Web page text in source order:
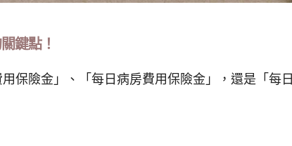
鍵點！
保險金」、「每日病房費用保險金」，還是「每日